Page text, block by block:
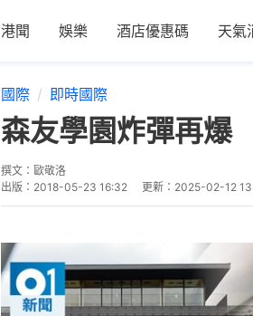
港聞 娛樂 酒店優惠碼 天氣
國際 即時國際
森友學園炸彈再
撰文： 歐敬洛
出版： 2018-05-23 16:32 更新： 2025-02-12